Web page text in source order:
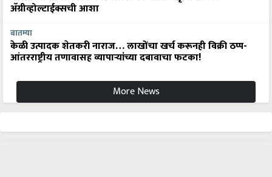
अ‍ॅग्रीव्होल्टाईक्सची आशा
बातम्या
केळी उत्पादक शेतकरी नाराज… लाखोंचा खर्च करूनही विक्री ठप्प-
आंतरराष्ट्रीय तणावासह व्यापाऱ्यांच्या दबावाचा फटका!
More News